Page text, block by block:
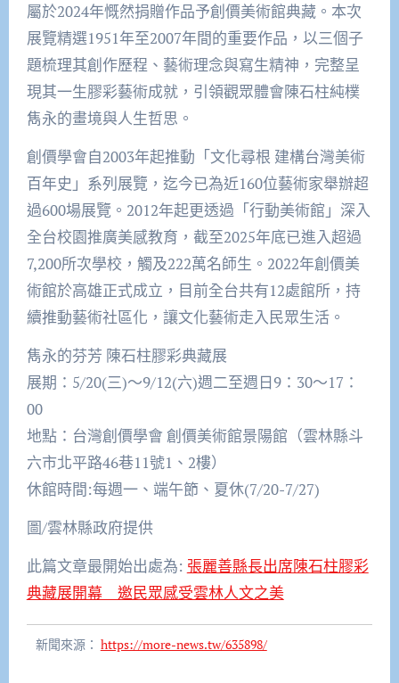
屬於2024年慨然捐贈作品予創價美術館典藏。本次
展覽精選1951年至2007年間的重要作品，以三個子
題梳理其創作歷程、藝術理念與寫生精神，完整呈
現其一生膠彩藝術成就，引領觀眾體會陳石柱純樸
雋永的畫境與人生哲思。
創價學會自2003年起推動「文化尋根 建構台灣美術
百年史」系列展覽，迄今已為近160位藝術家舉辦超
過600場展覽。2012年起更透過「行動美術館」深入
全台校園推廣美感教育，截至2025年底已進入超過
7,200所次學校，觸及222萬名師生。2022年創價美
術館於高雄正式成立，目前全台共有12處館所，持
續推動藝術社區化，讓文化藝術走入民眾生活。
雋永的芬芳 陳石柱膠彩典藏展
展期：5/20(三)～9/12(六)週二至週日9：30～17：
00
地點：台灣創價學會 創價美術館景陽館（雲林縣斗
六市北平路46巷11號1、2樓）
休館時間:每週一、端午節、夏休(7/20-7/27)
圖/雲林縣政府提供
此篇文章最開始出處為: 張麗善縣長出席陳石柱膠彩
典藏展開幕 邀民眾感受雲林人文之美
新聞來源： https://more-news.tw/635898/